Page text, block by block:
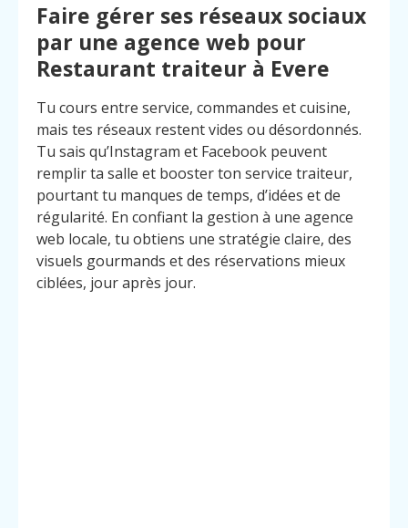
Faire gérer ses réseaux sociaux
par une agence web pour
Restaurant traiteur à Evere
Tu cours entre service, commandes et cuisine,
mais tes réseaux restent vides ou désordonnés.
Tu sais qu’Instagram et Facebook peuvent
remplir ta salle et booster ton service traiteur,
pourtant tu manques de temps, d’idées et de
régularité. En confiant la gestion à une agence
web locale, tu obtiens une stratégie claire, des
visuels gourmands et des réservations mieux
ciblées, jour après jour.